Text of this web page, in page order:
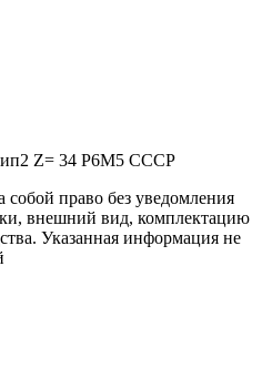
Z= 34 Р6М5 СССР
собой право без уведомления
внешний вид, комплектацию
Указанная информация не